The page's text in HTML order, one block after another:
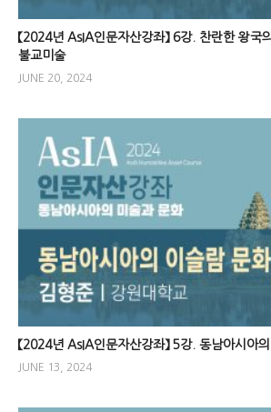
【2024년 AsIA인문자산강좌】 6강. 찬란한 왕국
불교미술
JUNE 20, 2024
【2024년 AsIA인문자산강좌】 5강. 동남아시아
JUNE 13, 2024